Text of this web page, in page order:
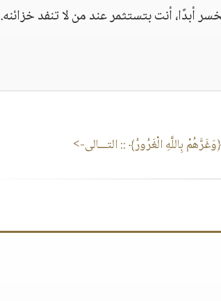
أنت بتستثمر عند من لا تنفد خزائنه.
بِاللَّهِ الْغَرُورُ﴾:: التـــالى->